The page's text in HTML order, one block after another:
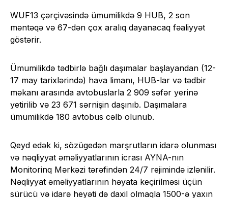
WUF13 çərçivəsində ümumilikdə 9 HUB, 2 son
məntəqə və 67-dən çox aralıq dayanacaq fəaliyyət
göstərir.
Ümumilikdə tədbirlə bağlı daşımalar başlayandan (12-
17 may tarixlərində) hava limanı, HUB-lar və tədbir
məkanı arasında avtobuslarla 2 909 səfər yerinə
yetirilib və 23 671 sərnişin daşınıb. Daşımalara
ümumilikdə 180 avtobus cəlb olunub.
Qeyd edək ki, sözügedən marşrutların idarə olunması
və nəqliyyat əməliyyatlarının icrası AYNA-nın
Monitorinq Mərkəzi tərəfindən 24/7 rejimində izlənilir.
Nəqliyyat əməliyyatlarının həyata keçirilməsi üçün
sürücü və idarə heyəti də daxil olmaqla 1500-ə yaxın